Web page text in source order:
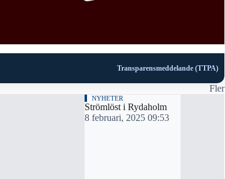
Transparensmeddelande (TTPA)
Fler
NYHETER
Strömlöst i Rydaholm
8 februari, 2025 09:53